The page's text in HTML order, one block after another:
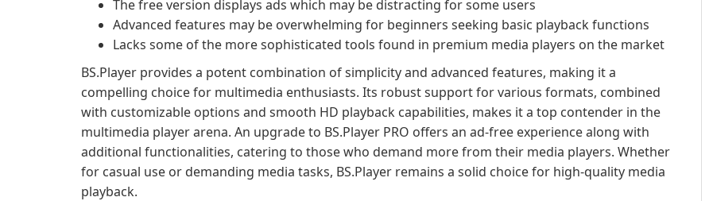
The free version displays ads which may be distracting for some users
Advanced features may be overwhelming for beginners seeking basic playback functions
Lacks some of the more sophisticated tools found in premium media players on the market
BS.Player provides a potent combination of simplicity and advanced features, making it a
compelling choice for multimedia enthusiasts. Its robust support for various formats, combined
with customizable options and smooth HD playback capabilities, makes it a top contender in the
multimedia player arena. An upgrade to BS.Player PRO offers an ad-free experience along with
additional functionalities, catering to those who demand more from their media players. Whether
for casual use or demanding media tasks, BS.Player remains a solid choice for high-quality media
playback.